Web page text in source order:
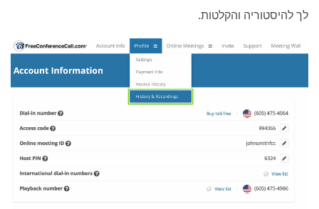
לך להיסטוריה והקלטות.